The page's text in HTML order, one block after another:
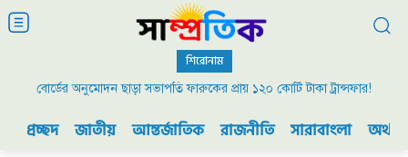
শিরোনাম
বোর্ডের অনুমোদন ছাড়া সভাপতি ফারুকের প্রায় ১২০ কোটি টাকা ট্রান্সফার!
প্রচ্ছদ জাতীয় আন্তর্জাতিক রাজনীতি সারাবাংলা